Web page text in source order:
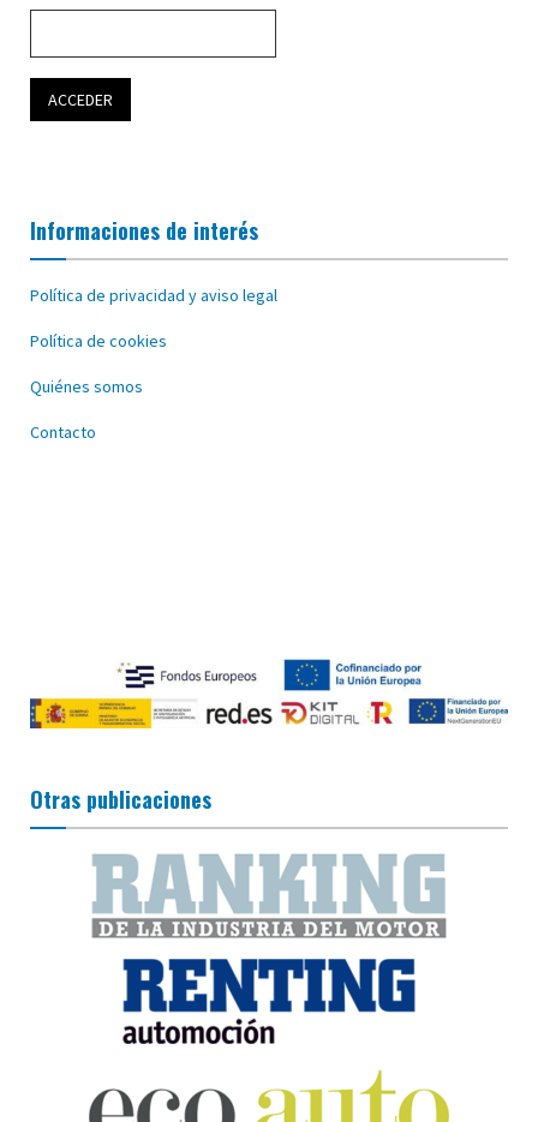
Informaciones de interés
Política de privacidad y aviso legal
Política de cookies
Quiénes somos
Contacto
Otras publicaciones